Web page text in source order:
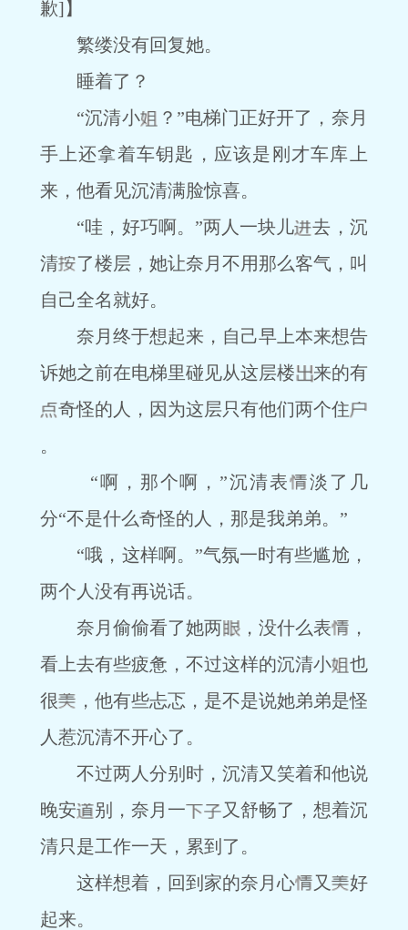
歉]】
繁缕没有回复她。
睡着了？
“沉清小
？”电梯门正好开了，奈月
手上还拿着车钥匙，应该是刚才车库上
来，他看见沉清满脸惊喜。
“哇，好巧啊。”两人一块儿
去，沉
清
了楼层，她让奈月不用那么客气，叫
自己全名就好。
奈月终于想起来，自己早上本来想告
诉她之前在电梯里碰见从这层楼
来的有
奇怪的人，因为这层只有他们两个住
。
“啊，那个啊，”沉清表
淡了几
分“不是什么奇怪的人，那是我弟弟。”
“哦，这样啊。”气氛一时有些尴尬，
两个人没有再说话。
奈月偷偷看了她两
，没什么表
，
看上去有些疲惫，不过这样的沉清小
也
很
，他有些忐忑，是不是说她弟弟是怪
人惹沉清不开心了。
不过两人分别时，沉清又笑着和他说
晚安
别，奈月一
又舒畅了，想着沉
清只是工作一天，累到了。
这样想着，回到家的奈月心
又
好
起来。